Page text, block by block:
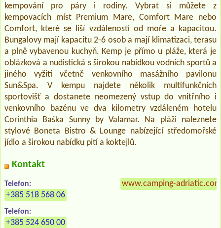
kempování pro páry i rodiny. Vybrat si můžete z
kempovacích míst Premium Mare, Comfort Mare nebo
Comfort, které se liší vzdáleností od moře a kapacitou.
Bungalovy mají kapacitu 2-6 osob a mají klimatizaci, terasu
a plně vybavenou kuchyň. Kemp je přímo u pláže, která je
oblázková a nudistická s širokou nabídkou vodních sportů a
jiného vyžití včetně venkovního masážního pavilonu
Sun&Spa. V kempu najdete několik multifunkčních
sportovišť a dostanete neomezený vstup do vnitřního i
venkovního bazénu ve dva kilometry vzdáleném hotelu
Corinthia Baška Sunny by Valamar. Na pláži naleznete
stylové Boneta Bistro & Lounge nabízející středomořské
jídlo a širokou nabídku pití a koktejlů.
Kontakt
Telefon:
+385 518 568 06
Telefon:
+385 524 650 00
www.camping-